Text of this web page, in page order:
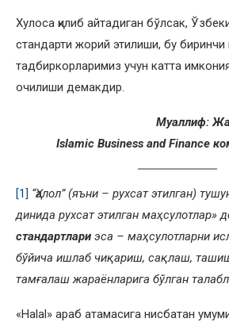
Хулоса қилиб айтадиган бўлсак,
стандарти жорий этилиши, бу биринчи
тадбиркорларимиз учун катта
очилиши демакдир.
Муаллиф:
Islamic Business and Finance
[1] “Ҳалол” (яъни – рухсат этилган)
динида рухсат этилган маҳсулотлар»
стандартлари эса – маҳсулотларни
бўйича ишлаб чиқариш, сақлаш,
тамғалаш жараёнларига бўлган
«Нalal» араб атамасига нисбатан